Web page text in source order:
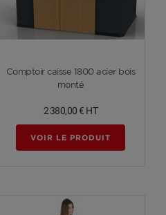
Voir plus
Comptoir caisse 1800 acier bois
monté
2 380,00 € HT
VOIR LE PRODUIT